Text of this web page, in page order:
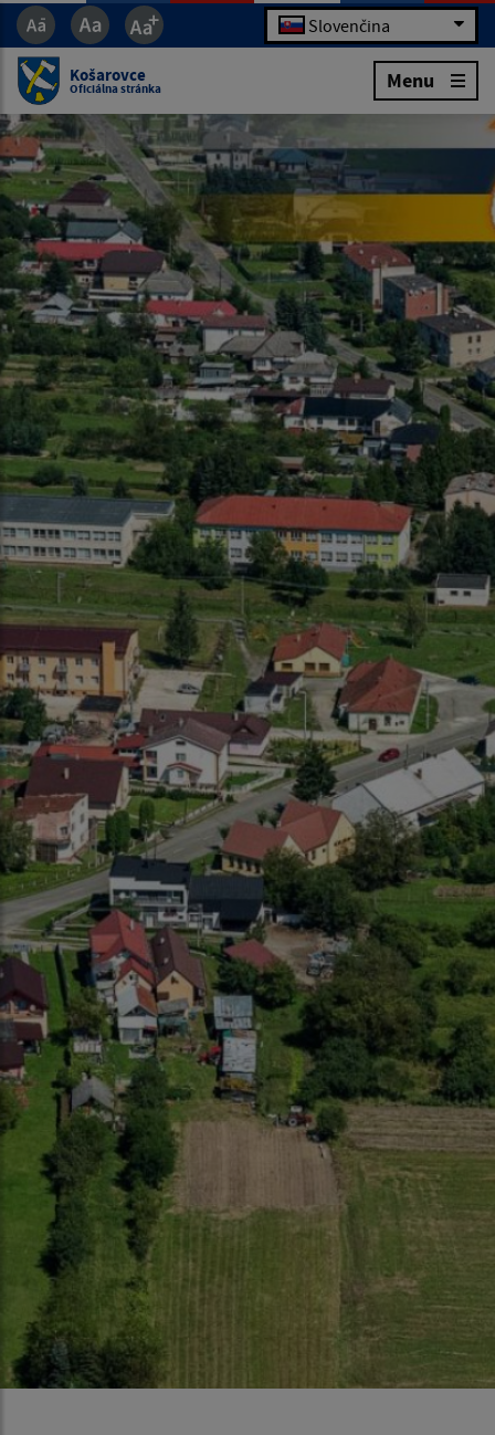
Slovenčina
Košarovce
Oficiálna stránka Menu